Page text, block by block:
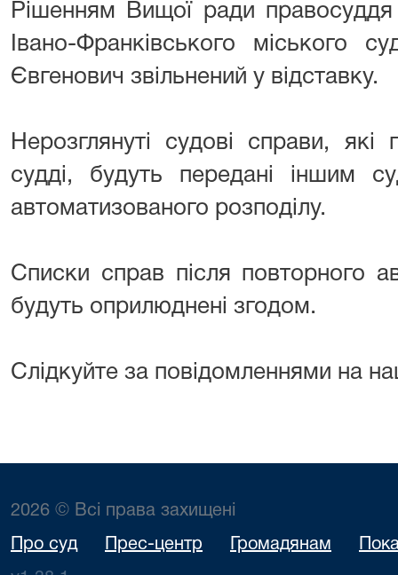
Рішенням Вищої ради
Івано-Франківського міського
Євгенович звільнений у відставку.
Нерозглянуті судові справи,
судді, будуть передані іншим
автоматизованого розподілу.
Списки справ після повторного
будуть оприлюднені згодом.
Слідкуйте за повідомленнями на
2026 © Всі права захищені
Про суд Прес-центр Громадянам